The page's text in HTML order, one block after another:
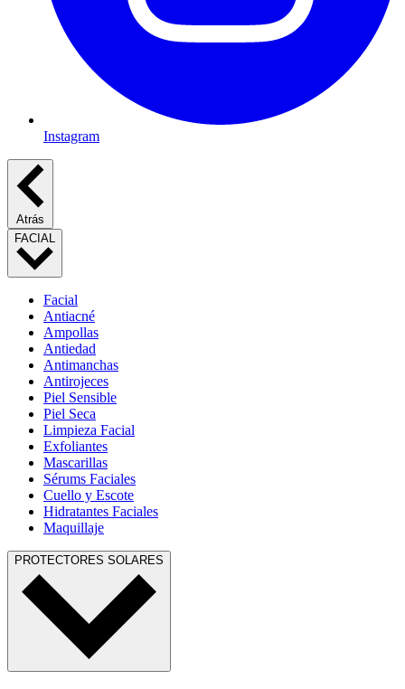
Instagram
Atrás
FACIAL
Facial
Antiacné
Ampollas
Antiedad
Antimanchas
Antirojeces
Piel Sensible
Piel Seca
Limpieza Facial
Exfoliantes
Mascarillas
Sérums Faciales
Cuello y Escote
Hidratantes Faciales
Maquillaje
PROTECTORES SOLARES